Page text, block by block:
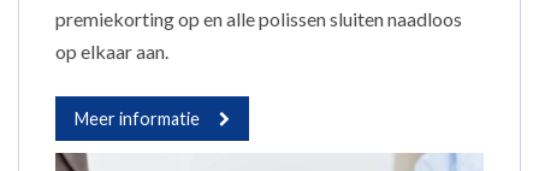
premiekorting op en alle polissen sluiten naadloos
op elkaar aan.
Meer informatie